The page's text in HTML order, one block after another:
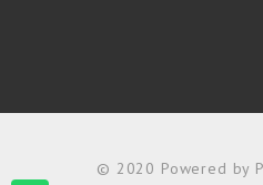
© 2020 Powered by